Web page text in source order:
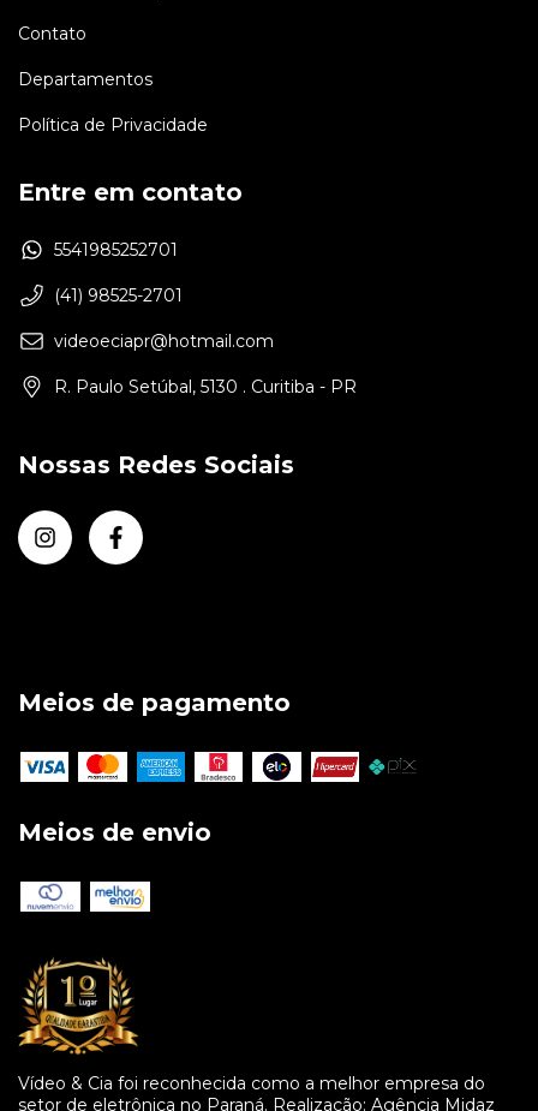
Contato
Departamentos
Política de Privacidade
Entre em contato
5541985252701
(41) 98525-2701
videoeciapr@hotmail.com
R. Paulo Setúbal, 5130 . Curitiba - PR
Nossas Redes Sociais
Meios de pagamento
Meios de envio
Vídeo & Cia foi reconhecida como a melhor empresa do
setor de eletrônica no Paraná. Realização: Agência Midaz